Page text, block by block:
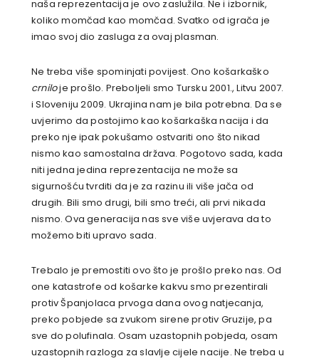
naša reprezentacija je ovo zaslužila. Ne i izbornik,
koliko momčad kao momčad. Svatko od igrača je
imao svoj dio zasluga za ovaj plasman.
Ne treba više spominjati povijest. Ono košarkaško
crniloje prošlo. Preboljeli smo Tursku 2001., Litvu 2007.
i Sloveniju 2009. Ukrajina nam je bila potrebna. Da se
uvjerimo da postojimo kao košarkaška nacija i da
preko nje ipak pokušamo ostvariti ono što nikad
nismo kao samostalna država. Pogotovo sada, kada
niti jedna jedina reprezentacija ne može sa
sigurnošću tvrditi da je za razinu ili više jača od
drugih. Bili smo drugi, bili smo treći, ali prvi nikada
nismo. Ova generacija nas sve više uvjerava da to
možemo biti upravo sada.
Trebalo je premostiti ovo što je prošlo preko nas. Od
one katastrofe od košarke kakvu smo prezentirali
protiv Španjolaca prvoga dana ovog natjecanja,
preko pobjede sa zvukom sirene protiv Gruzije, pa
sve do polufinala. Osam uzastopnih pobjeda, osam
uzastopnih razloga za slavlje cijele nacije. Ne treba u